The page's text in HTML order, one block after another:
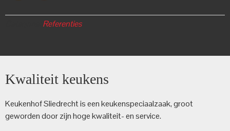
Referenties
Kwaliteit keukens
Keukenhof Sliedrecht is een keuken­speciaalzaak, groot
geworden door zijn hoge kwaliteit- en service.